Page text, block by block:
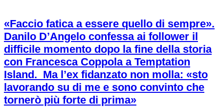
«Faccio fatica a essere quello di sempre».
Danilo D’Angelo confessa ai follower il
difficile momento dopo la fine della storia
con Francesca Coppola a Temptation
Island. Ma l’ex fidanzato non molla: «sto
lavorando su di me e sono convinto che
tornerò più forte di prima»